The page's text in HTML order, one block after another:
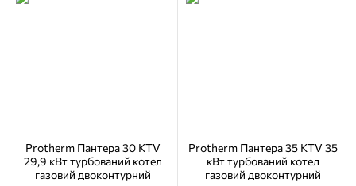
Protherm Пантера 30 KTV
29,9 кВт турбований котел
газовий двоконтурний
Protherm Пантера 35 KTV 35
кВт турбований котел
газовий двоконтурний